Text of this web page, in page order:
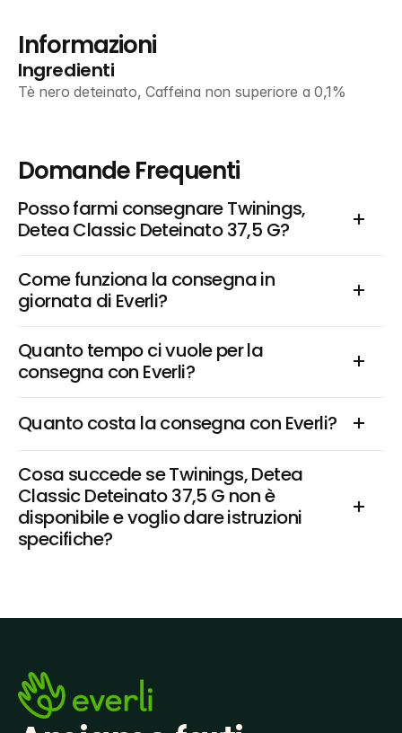
Informazioni
Ingredienti
Tè nero deteinato, Caffeina non superiore a 0,1%
Domande Frequenti
Posso farmi consegnare Twinings,
Detea Classic Deteinato 37,5 G?
Come funziona la consegna in
giornata di Everli?
Quanto tempo ci vuole per la
consegna con Everli?
Quanto costa la consegna con Everli?
Cosa succede se Twinings, Detea
Classic Deteinato 37,5 G non è
disponibile e voglio dare istruzioni
specifiche?